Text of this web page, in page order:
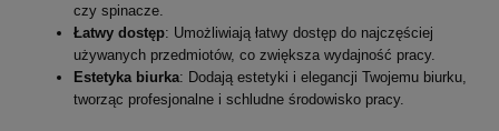
czy spinacze.
Łatwy dostęp: Umożliwiają łatwy dostęp do najczęściej
używanych przedmiotów, co zwiększa wydajność pracy.
Estetyka biurka: Dodają estetyki i elegancji Twojemu biurku,
tworząc profesjonalne i schludne środowisko pracy.